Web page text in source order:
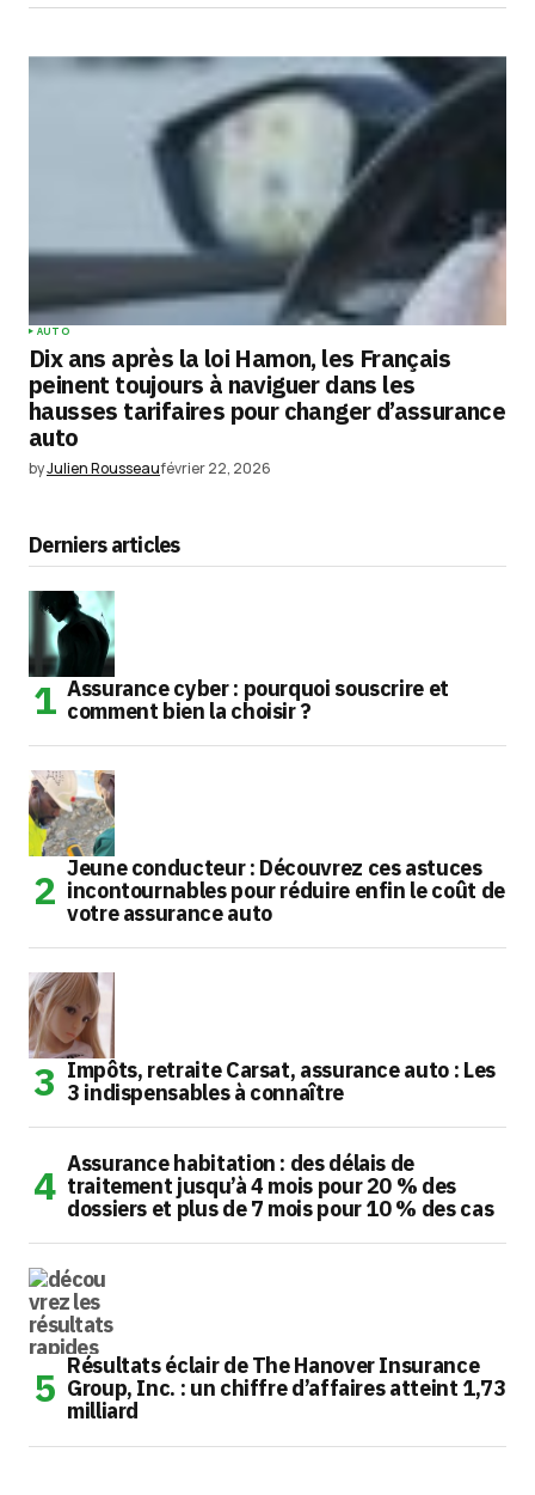
AUTO
Dix ans après la loi Hamon, les Français
peinent toujours à naviguer dans les
hausses tarifaires pour changer d’assurance
auto
byJulien Rousseaufévrier 22, 2026
Derniers articles
Assurance cyber : pourquoi souscrire et
comment bien la choisir ?
Jeune conducteur : Découvrez ces astuces
incontournables pour réduire enfin le coût de
votre assurance auto
Impôts, retraite Carsat, assurance auto : Les
3 indispensables à connaître
Assurance habitation : des délais de
traitement jusqu’à 4 mois pour 20 % des
dossiers et plus de 7 mois pour 10 % des cas
Résultats éclair de The Hanover Insurance
Group, Inc. : un chiffre d’affaires atteint 1,73
milliard